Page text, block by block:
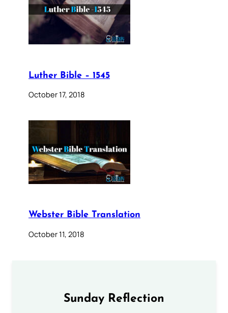
Luther Bible – 1545
October 17, 2018
Webster Bible Translation
October 11, 2018
Sunday Reflection